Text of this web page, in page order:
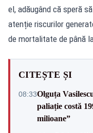
el, adăugând că speră
atenție riscurilor
de mortalitate de până
CITEȘTE ȘI
08:33Olguța
paliație costă
milioane”